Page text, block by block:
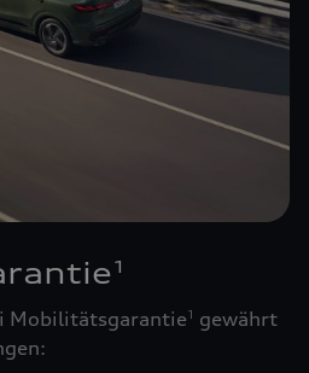
1
Mobilitätsgarantie1
gewährt